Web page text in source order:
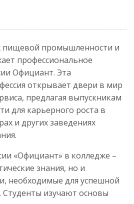
пищевой промышленности и
профессиональное
Официант. Эта
открывает двери в мир
предлагая выпускникам
для карьерного роста в
и других заведениях
«Официант» в колледже –
знания, но и
необходимые для успешной
Студенты изучают основы